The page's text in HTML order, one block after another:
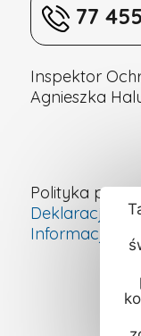
77
Inspektor
Agnieszka
Polityka
Deklaracja
Informacje o